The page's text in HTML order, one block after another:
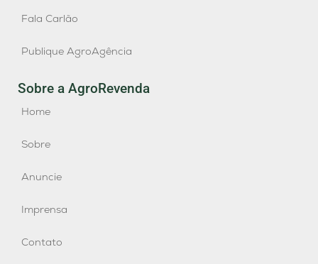
Fala Carlão
Publique AgroAgência
Sobre a AgroRevenda
Home
Sobre
Anuncie
Imprensa
Contato